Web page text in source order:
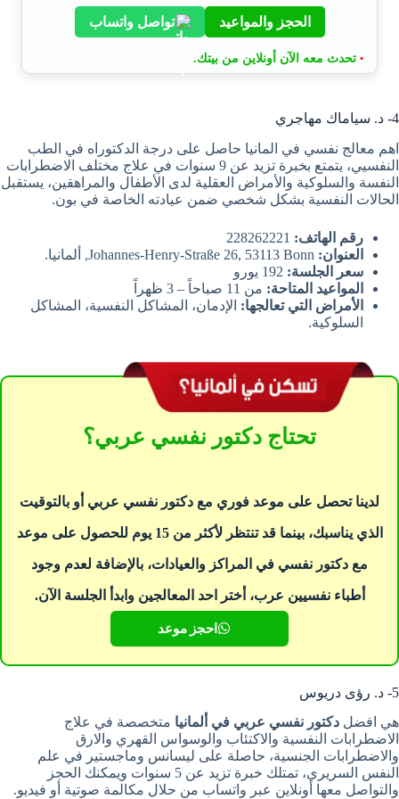
الحجز والمواعيد تواصل واتساب
• تحدث معه الآن أونلاين من بيتك.
4- د. سياماك مهاجري
اهم معالج نفسي في المانيا حاصل على درجة الدكتوراه في الطب
النفسيي، يتمتع بخبرة تزيد عن 9 سنوات في علاج مختلف الاضطرابات
النفسة والسلوكية والأمراض العقلية لدى الأطفال والمراهقين، يستقبل
الحالات النفسية بشكل شخصي ضمن عيادته الخاصة في بون.
رقم الهاتف:
العنوان: Johannes-Henry-Straße 26, 53113 Bonn, ألمانيا.
سعر الجلسة:
المواعيد المتاحة: من 11 صباحاً – 3 ظهراً
الأمراض التي تعالجها: الإدمان، المشاكل النفسية، المشاكل
السلوكية.
تحتاج دكتور نفسي عربي؟
لدينا تحصل على موعد فوري مع دكتور نفسي عربي أو بالتوقيت
الذي يناسبك، بينما قد تنتظر لأكثر من 15 يوم للحصول على موعد
مع دكتور نفسي في المراكز والعيادات، بالإضافة لعدم وجود
أطباء نفسيين عرب، أختر احد المعالجين وابدأ الجلسة الآن.
احجز موعد
5- د. رؤى دريوس
هي افضل دكتور نفسي عربي في ألمانيا متخصصة في علاج
الاضطرابات النفسية والاكتئاب والوسواس القهري والارق
والاضطرابات الجنسية، حاصلة على ليسانس وماجستير في علم
النفس السريري، تمتلك خبرة تزيد عن 5 سنوات ويمكنك الحجز
والتواصل معها أونلاين عبر واتساب من حلال مكالمة صوتية أو فيديو.